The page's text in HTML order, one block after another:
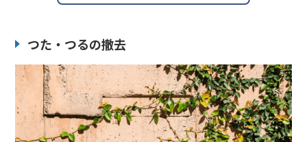
つた・つるの撤去